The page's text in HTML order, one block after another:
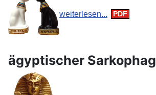
weiterlesen...
ägyptischer Sarkophag